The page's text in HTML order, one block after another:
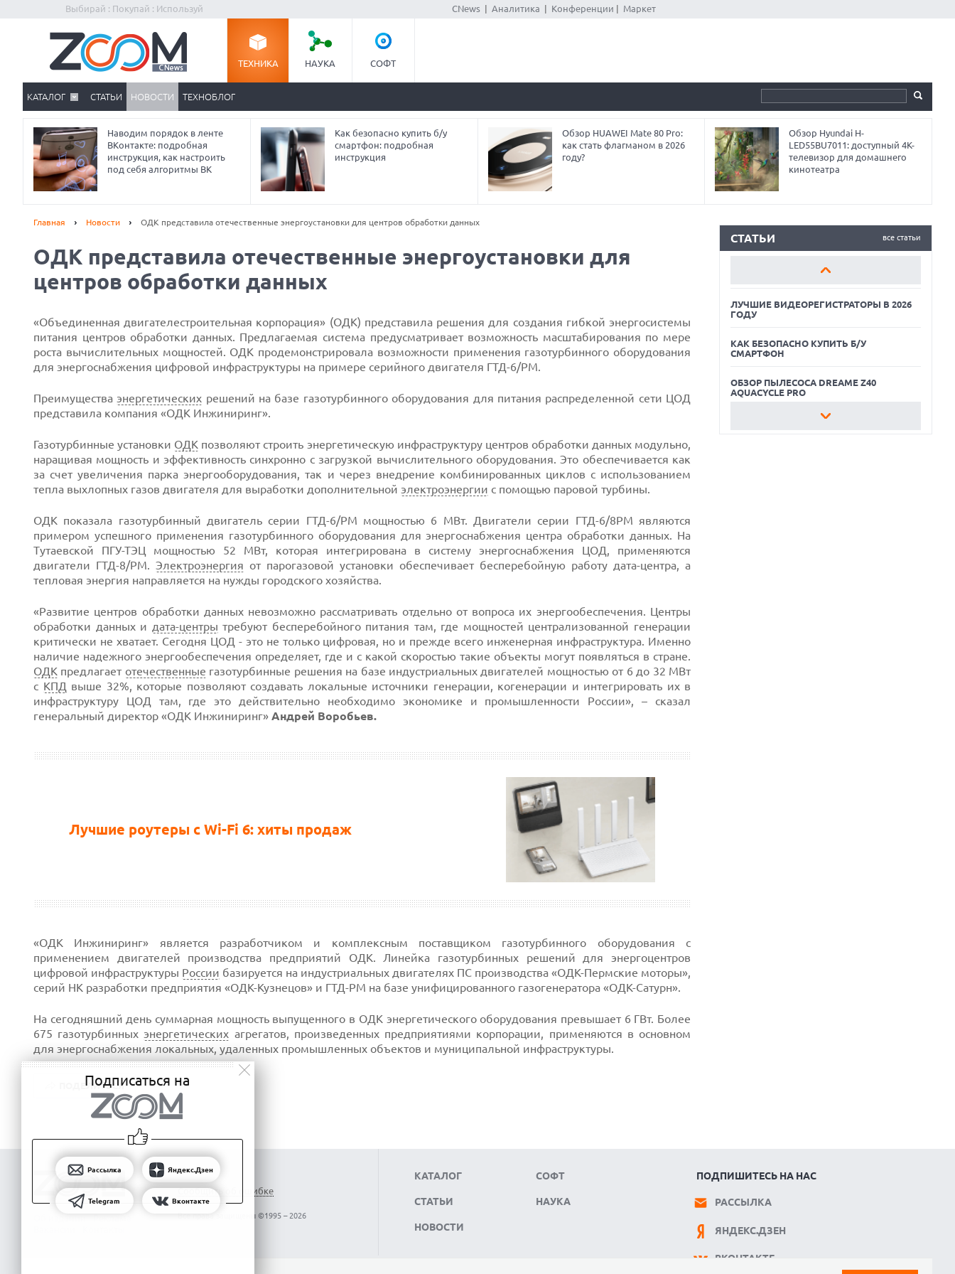
Выбирай : Покупай : Используй CNews| Аналитика Конференции Маркет
ТЕХНИКА НАУКА СОФТ
КАТАЛОГ СТАТЬИ НОВОСТИ ТЕХНОБЛОГ
Наводим порядок в ленте
ВКонтакте: подробная
инструкция, как настроить
под себя алгоритмы ВК
Как безопасно купить б/у
смартфон: подробная
инструкция
Обзор HUAWEI Mate 80 Pro:
как стать флагманом в 2026
году?
Обзор Hyundai H-
LED55BU7011: доступный 4K-
телевизор для домашнего
кинотеатра
Главная Новости ОДК представила отечественные энергоустановки для центров обработки данных
ОДК представила отечественные энергоустановки для
центров обработки данных
«Объединенная двигателестроительная корпорация» (ОДК) представила решения для создания гибкой энергосистемы
питания центров обработки данных. Предлагаемая система предусматривает возможность масштабирования по мере
роста вычислительных мощностей. ОДК продемонстрировала возможности применения газотурбинного оборудования
для энергоснабжения цифровой инфраструктуры на примере серийного двигателя ГТД-6/РМ.
Преимущества энергетических решений на базе газотурбинного оборудования для питания распределенной сети ЦОД
представила компания «ОДК Инжиниринг».
Газотурбинные установки ОДК позволяют строить энергетическую инфраструктуру центров обработки данных модульно,
наращивая мощность и эффективность синхронно с загрузкой вычислительного оборудования. Это обеспечивается как
за счет увеличения парка энергооборудования, так и через внедрение комбинированных циклов с использованием
тепла выхлопных газов двигателя для выработки дополнительной электроэнергии с помощью паровой турбины.
ОДК показала газотурбинный двигатель серии ГТД-6/РМ мощностью 6 МВт. Двигатели серии ГТД-6/8РМ являются
примером успешного применения газотурбинного оборудования для энергоснабжения центра обработки данных. На
Тутаевской ПГУ-ТЭЦ мощностью 52 МВт, которая интегрирована в систему энергоснабжения ЦОД, применяются
двигатели ГТД-8/РМ. Электроэнергия от парогазовой установки обеспечивает бесперебойную работу дата-центра, а
тепловая энергия направляется на нужды городского хозяйства.
«Развитие центров обработки данных невозможно рассматривать отдельно от вопроса их энергообеспечения. Центры
обработки данных и дата-центры требуют бесперебойного питания там, где мощностей централизованной генерации
критически не хватает. Сегодня ЦОД - это не только цифровая, но и прежде всего инженерная инфраструктура. Именно
наличие надежного энергообеспечения определяет, где и с какой скоростью такие объекты могут появляться в стране.
ОДК предлагает отечественные газотурбинные решения на базе индустриальных двигателей мощностью от 6 до 32 МВт
с КПД выше 32%, которые позволяют создавать локальные источники генерации, когенерации и интегрировать их в
инфраструктуру ЦОД там, где это действительно необходимо экономике и промышленности России», – сказал
генеральный директор «ОДК Инжиниринг» Андрей Воробьев.
Лучшие роутеры с Wi-Fi 6: хиты продаж
«ОДК Инжиниринг» является разработчиком и комплексным поставщиком газотурбинного оборудования с
применением двигателей производства предприятий ОДК. Линейка газотурбинных решений для энергоцентров
цифровой инфраструктуры России базируется на индустриальных двигателях ПС производства «ОДК-Пермские моторы»,
серий НК разработки предприятия «ОДК-Кузнецов» и ГТД-РМ на базе унифицированного газогенератора «ОДК-Сатурн».
На сегодняшний день суммарная мощность выпущенного в ОДК энергетического оборудования превышает 6 ГВт. Более
675 газотурбинных энергетических агрегатов, произведенных предприятиями корпорации, применяются в основном
для энергоснабжения локальных, удаленных промышленных объектов и муниципальной инфраструктуры.
ПОДЕЛИТЬСЯ
все статьи
СТАТЬИ
ЛУЧШИЕ ВИДЕОРЕГИСТРАТОРЫ В 2026
КАК БЕЗОПАСНО КУПИТЬ Б/У
СМАРТФОН
ОБЗОР ПЫЛЕСОСА DREAME Z40
ЛУЧШИЕ ВИДЕОРЕГИСТРАТОРЫ В 2026
ГОДУ
КАК БЕЗОПАСНО КУПИТЬ Б/У
СМАРТФОН
ОБЗОР ПЫЛЕСОСА DREAME Z40
AQUACYCLE PRO
ЛУЧШИЕ ВИДЕОРЕГИСТРАТОРЫ В 2026
Prev
Сообщить об ошибке
Все права защищены ©1995 – 2026
КАТАЛОГ
СТАТЬИ
НОВОСТИ
СОФТ
НАУКА
ПОДПИШИТЕСЬ НА НАС
РАССЫЛКА
ЯНДЕКС.ДЗЕН
ВКОНТАКТЕ
Подписаться на
Рассылка Яндекс.Дзен
Telegram Вконтакте